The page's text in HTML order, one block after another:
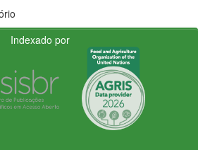
Indexado por